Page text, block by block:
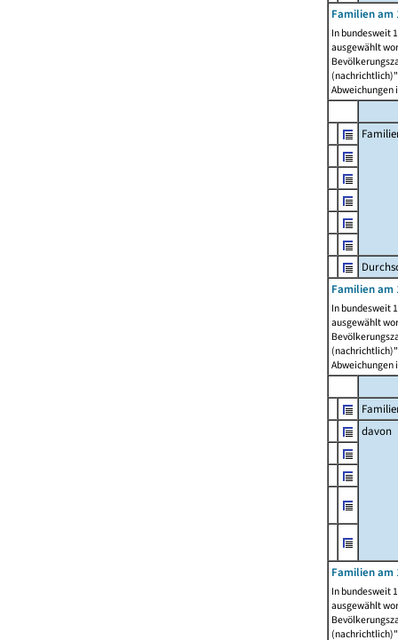
Familien am
In bundesweit
ausgewählt
Abweichungen
Familien am
In bundesweit
ausgewählt
Abweichungen
davon
Familien am
In bundesweit
ausgewählt